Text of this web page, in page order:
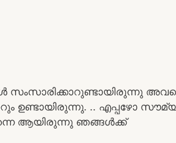
സംസാരിക്കാറുണ്ടായിരുന്നു
ഉണ്ടായിരുന്നു. .. എപ്പഴോ
ആയിരുന്നു ഞങ്ങൾക്ക്